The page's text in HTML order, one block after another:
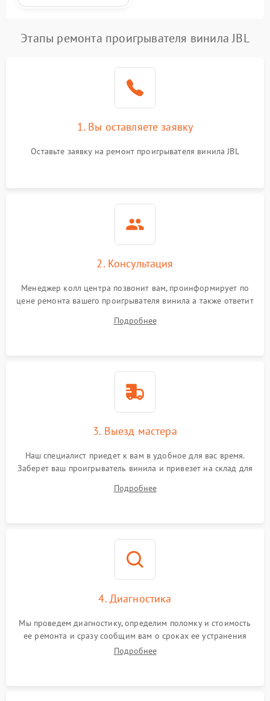
Этапы ремонта проигрывателя винила JBL
1. Вы оставляете заявку
Оставьте заявку на ремонт проигрывателя винила JBL
2. Консультация
Менеджер колл центра позвонит вам, проинформирует по
цене ремонта вашего проигрывателя винила а также ответит
Подробнее
3. Выезд мастера
Наш специалист приедет к вам в удобное для вас время.
Заберет ваш проигрыватель винила и привезет на склад для
Подробнее
4. Диагностика
Мы проведем диагностику, определим поломку и стоимость
ее ремонта и сразу сообщим вам о сроках ее устранения
Подробнее